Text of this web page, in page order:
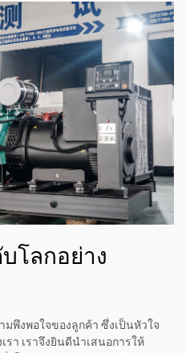
โลกอย่าง
พึงพอใจของลูกค้า ซึ่งเป็นหัวใจ
า เราจึงยินดีนำเสนอการให้